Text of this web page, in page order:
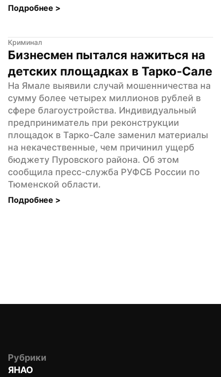
Подробнее >
Криминал
Бизнесмен пытался нажиться на
детских площадках в Тарко-Сале
На Ямале выявили случай мошенничества на
сумму более четырех миллионов рублей в
сфере благоустройства. Индивидуальный
предприниматель при реконструкции
площадок в Тарко-Сале заменил материалы
на некачественные, чем причинил ущерб
бюджету Пуровского района. Об этом
сообщила пресс-служба РУФСБ России по
Тюменской области.
Подробнее >
Рубрики
ЯНАО